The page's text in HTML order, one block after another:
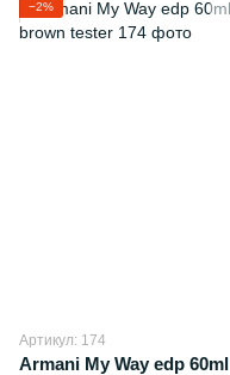
−2%
Артикул: 174
Armani My Way edp 60ml